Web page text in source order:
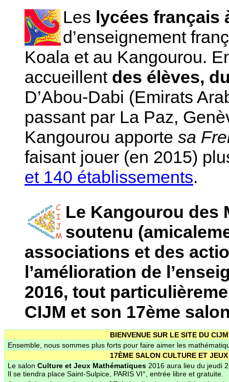
Les lycées français
d’enseignement
Koala et au Kangourou.
accueillent des élèves,
D’Abou-Dabi (Emirats
passant par La Paz,
Kangourou apporte sa
faisant jouer (en 2015)
et 140 établissements.
Le Kangourou des
soutenu
associations et des
l’amélioration de
2016, tout
CIJM et son 17ème
BIENVENUE SUR LE SITE DU
Ensemble, nous sommes plus forts pour faire aimer les
17ÈME SALON CULTURE ET
Le salon Culture et Jeux Mathématiques 2016 aura lieu du jeudi
Il se tiendra place Saint-Sulpice, PARIS VI°, entrée libre et gratuite.